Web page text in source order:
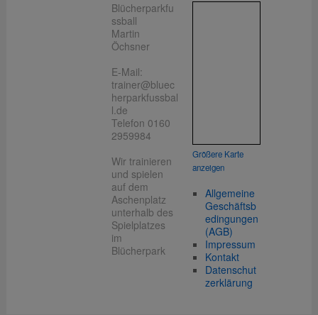
Blücherparkfu
ssball
Martin
Öchsner
E-Mail:
trainer@bluec
herparkfussbal
l.de
Telefon 0160
2959984
Wir trainieren
und spielen
auf dem
Aschenplatz
unterhalb des
Spielplatzes
im
Blücherpark
Größere Karte
anzeigen
Allgemeine
Geschäftsb
edingungen
(AGB)
Impressum
Kontakt
Datenschut
zerklärung